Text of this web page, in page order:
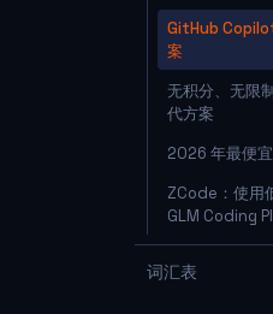
GitHub
案
无积分、无限
代方案
2026 年最便宜
ZCode：使用
GLM Coding
词汇表